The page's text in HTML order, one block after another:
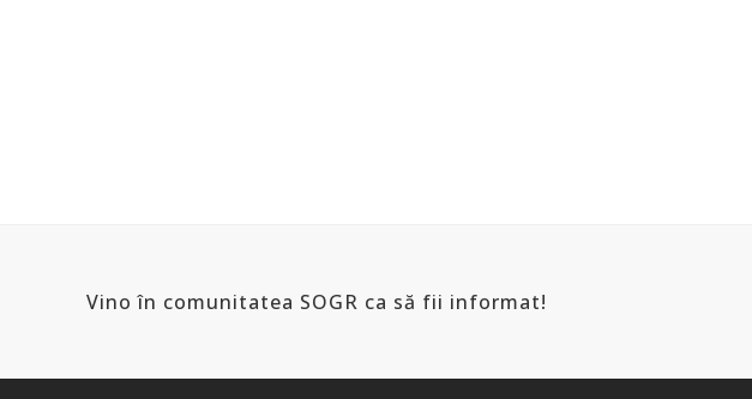
Vino în comunitatea SOGR ca să fii informat!